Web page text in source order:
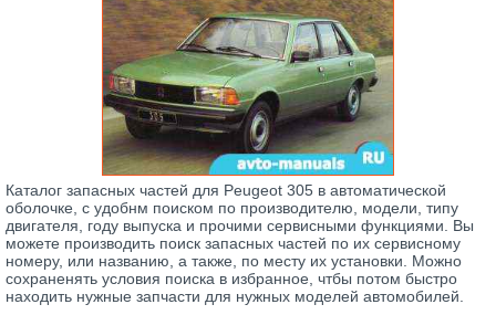
Каталог запасных частей для Peugeot 305 в автоматической
оболочке, с удобнм поиском по производителю, модели, типу
двигателя, году выпуска и прочими сервисными функциями. Вы
можете производить поиск запасных частей по их сервисному
номеру, или названию, а также, по месту их установки. Можно
сохраненять условия поиска в избранное, чтбы потом быстро
находить нужные запчасти для нужных моделей автомобилей.